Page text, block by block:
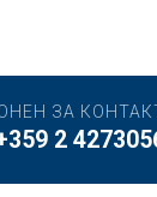
ЗА
2